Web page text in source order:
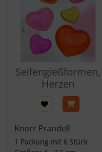
Seifengießformen,
Herzen
Knorr Prandell
1 Packung mit 6 Stück